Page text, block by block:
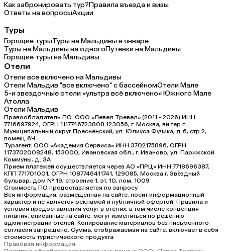
Как забронировать тур?Правила въезда и визы
Ответы на вопросыАкции
Туры
Горящие турыТуры на Мальдивы в январе
Туры на Мальдивы на одногоПутевки на Мальдивы
Горящие туры на Мальдивы
Отели
Отели все включено на Мальдивы
Отели Мальдив "все включено" с бассейномОтели Мале
5-и звездочные отели «ультра всё включено» Южного Мале
Атолла
Отели Мальдив
Правообладатель ПО: ООО «Левел Тревел» (2011 - 2026) ИНН
7716697924, ОГРН 1117746723808 123056, г. Москва, вн.тер.г.
Муниципальный округ Пресненский, ул. Юлиуса Фучика, д.6, стр.2,
помещ.6Ч
Турагент: ООО «Академия Сервиса» ИНН 3702175896, ОГРН
1173702008248, 153000, Ивановская обл., г. Иваново, ул. Парижской
Коммуны, д. ЗА
Прием платежей осуществляется через АО «ПРЦ» ИНН 7718696387,
КПП 771701001, ОГРН 1087746411741, 129085, Москва г, Звёздный
бульвар, дом № 19, строение 1, эт. 10, пом. 1009
Стоимость ПО предоставляется по запросу
Вся информация, размещённая на сайте, носит информационный
характер и не является рекламой и публичной офертой. Правила и
условия предоставления услуг в отелях, в том числе концепция
питания, описанные на сайте, могут изменяться по решению
администрации отелей. Копирование материалов без письменного
согласия запрещено. Сумма, отображаемая на сайте, включает в себя
стоимость туристического продукта
Правовая информация